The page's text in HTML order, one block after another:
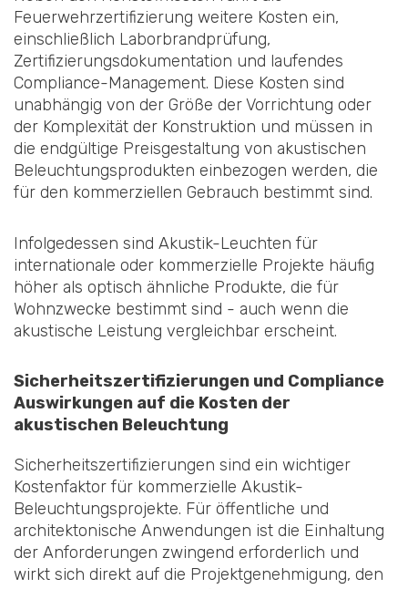
Feuerwehrzertifizierung weitere Kosten ein,
einschließlich Laborbrandprüfung,
Zertifizierungsdokumentation und laufendes
Compliance-Management. Diese Kosten sind
unabhängig von der Größe der Vorrichtung oder
der Komplexität der Konstruktion und müssen in
die endgültige Preisgestaltung von akustischen
Beleuchtungsprodukten einbezogen werden, die
für den kommerziellen Gebrauch bestimmt sind.
Infolgedessen sind Akustik-Leuchten für
internationale oder kommerzielle Projekte häufig
höher als optisch ähnliche Produkte, die für
Wohnzwecke bestimmt sind - auch wenn die
akustische Leistung vergleichbar erscheint.
Sicherheitszertifizierungen und Compliance
Auswirkungen auf die Kosten der
akustischen Beleuchtung
Sicherheitszertifizierungen sind ein wichtiger
Kostenfaktor für kommerzielle Akustik-
Beleuchtungsprojekte. Für öffentliche und
architektonische Anwendungen ist die Einhaltung
der Anforderungen zwingend erforderlich und
wirkt sich direkt auf die Projektgenehmigung, den